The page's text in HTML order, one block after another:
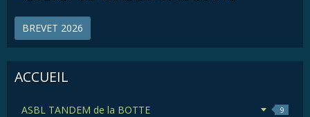
BREVET 2026
ACCUEIL
ASBL TANDEM de la BOTTE 9